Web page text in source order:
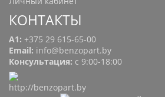
КОНТАКТЫ
A1: +375 29 615-65-00
Email: info@benzopart.by
Консультация: с 9:00-18:00